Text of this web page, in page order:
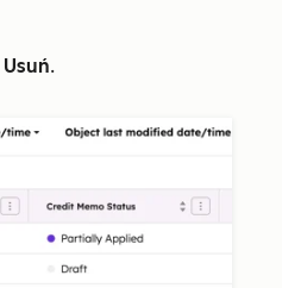
Usuń.